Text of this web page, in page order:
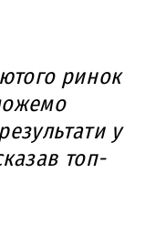
ринок
у
топ-